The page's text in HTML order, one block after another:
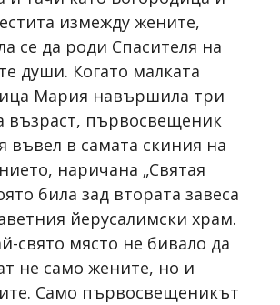
измежду жените,
се да роди Спасителя на
души. Когато малката
Мария навършила три
възраст, първосвещеник
въвел в самата скиния на
наричана „Святая
била зад втората завеса
йерусалимски храм.
свято място не бивало да
не само жените, но и
Само първосвещеникът